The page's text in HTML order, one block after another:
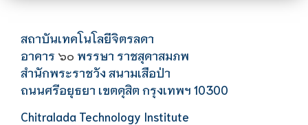
สถาบันเทคโนโลยีจิตรลดา
อาคาร ๖๐ พรรษา ราชสุดาสมภพ
สำนักพระราชวัง สนามเสือป่า
ถนนศรีอยุธยา เขตดุสิต กรุงเทพฯ 10300
Chitralada Technology Institute